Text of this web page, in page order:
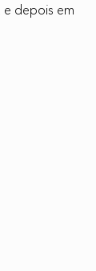
e depois em